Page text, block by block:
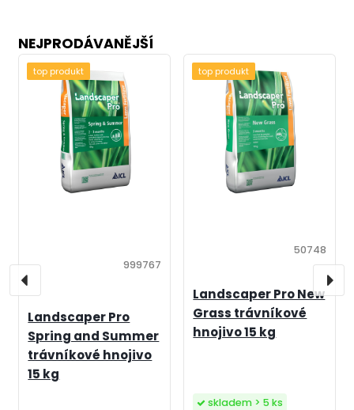
NEJPRODÁVANĚJŠÍ
Landscaper Pro
Spring and Summer
trávníkové hnojivo
15 kg
999767
top produkt
Landscaper Pro New
Grass trávníkové
hnojivo 15 kg
50748
skladem > 5 ks
top produkt